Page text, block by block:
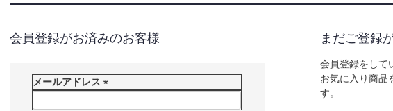
会員登録がお済みのお客様
メールアドレス
まだご登録
会員登録をして
お気に入り商品
す。